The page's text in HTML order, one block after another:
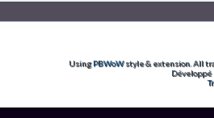
UsingPBWoWstyle & extension. All
Développé